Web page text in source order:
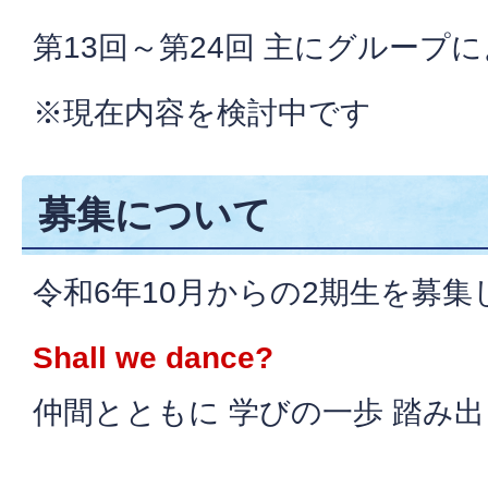
第13回～第24回 主にグループ
※現在内容を検討中です
募集について
令和6年10月からの2期生を募集
Shall we dance?
仲間とともに 学びの一歩 踏み